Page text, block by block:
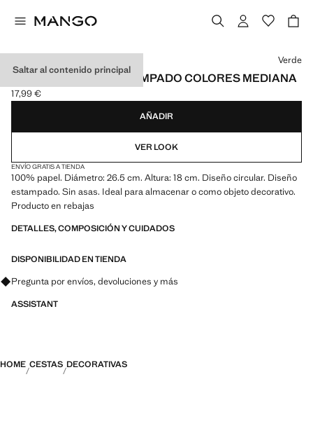
Saltar al contenido principal
CESTA CIRCULAR ESTAMPADO COLORES MEDIANA
Precio actual [17,99 € ]
17,99 €
Selecciona un color
Verde
AÑADIR
VER LOOK
ENVÍO GRATIS A TIENDA
100% papel. Diámetro: 26.5 cm. Altura: 18 cm. Diseño circular. Diseño
estampado. Sin asas. Ideal para almacenar o como objeto decorativo.
Producto en rebajas
DETALLES, COMPOSICIÓN Y CUIDADOS
DISPONIBILIDAD EN TIENDA
Pregunta por envíos, devoluciones y más
ASSISTANT
HOME CESTAS DECORATIVAS